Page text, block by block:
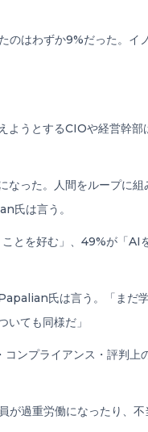
のはわずか9%だった。イ
うとするCIOや経営幹部
なった。人間をループに組
氏は言う。
とを好む」、49%が「AI
氏は言う。「まだ
ても同様だ」
ンプライアンス・評判上
が過重労働になったり、